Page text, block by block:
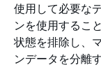
使用して必要な
ンを使用するこ
状態を排除し、
ンデータを分離